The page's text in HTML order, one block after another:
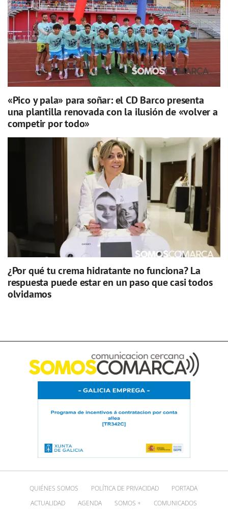
«Pico y pala» para soñar: el CD Barco presenta
una plantilla renovada con la ilusión de «volver a
competir por todo»
¿Por qué tu crema hidratante no funciona? La
respuesta puede estar en un paso que casi todos
olvidamos
QUIÉNES SOMOS POLÍTICA DE PRIVACIDAD
PORTADA
ACTUALIDAD
AGENDA SOMOS + COMUNICADOS